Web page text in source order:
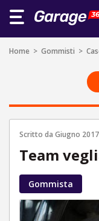
Home > Gommisti >
Scritto da Giugno 2017
Team
Gommista